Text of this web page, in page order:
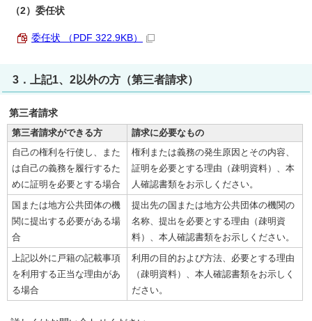
（2）委任状
委任状 （PDF 322.9KB）
3．上記1、2以外の方（第三者請求）
第三者請求
第三者請求ができる方
請求に必要なもの
自己の権利を行使し、また
は自己の義務を履行するた
めに証明を必要とする場合
権利または義務の発生原因とその内容、
証明を必要とする理由（疎明資料）、本
人確認書類をお示しください。
国または地方公共団体の機
関に提出する必要がある場
合
提出先の国または地方公共団体の機関の
名称、提出を必要とする理由（疎明資
料）、本人確認書類をお示しください。
上記以外に戸籍の記載事項
を利用する正当な理由があ
る場合
利用の目的および方法、必要とする理由
（疎明資料）、本人確認書類をお示しく
ださい。